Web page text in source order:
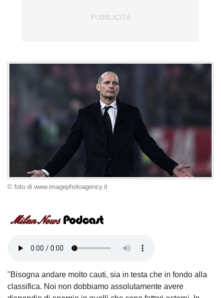
© foto di www.imagephotoagency.it
"Bisogna andare molto cauti, sia in testa che in fondo alla
classifica. Noi non dobbiamo assolutamente avere